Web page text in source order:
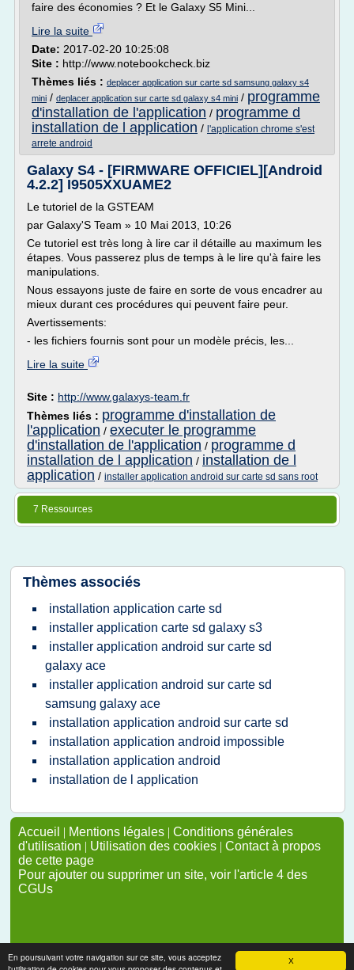
X
En poursuivant votre navigation sur ce site, vous acceptez
faire des économies ? Et le Galaxy S5 Mini...
Lire la suite
Date: 2017-02-20 10:25:08
Site : http://www.notebookcheck.biz
Thèmes liés : deplacer application sur carte sd samsung galaxy s4
mini / deplacer application sur carte sd galaxy s4 mini / programme
d'installation de l'application / programme d
installation de l application / l'application chrome s'est
arrete android
Galaxy S4 - [FIRMWARE OFFICIEL][Android
4.2.2] I9505XXUAME2
Le tutoriel de la GSTEAM
par Galaxy'S Team » 10 Mai 2013, 10:26
Ce tutoriel est très long à lire car il détaille au maximum les
étapes. Vous passerez plus de temps à le lire qu'à faire les
manipulations.
Nous essayons juste de faire en sorte de vous encadrer au
mieux durant ces procédures qui peuvent faire peur.
Avertissements:
- les fichiers fournis sont pour un modèle précis, les...
Lire la suite
Site : http://www.galaxys-team.fr
Thèmes liés : programme d'installation de
l'application / executer le programme
d'installation de l'application / programme d
installation de l application / installation de l
application / installer application android sur carte sd sans root
7 Ressources
Thèmes associés
installation application carte sd
installer application carte sd galaxy s3
installer application android sur carte sd
galaxy ace
installer application android sur carte sd
samsung galaxy ace
installation application android sur carte sd
installation application android impossible
installation application android
installation de l application
Accueil | Mentions légales | Conditions générales
d'utilisation | Utilisation des cookies | Contact à propos
de cette page
Pour ajouter ou supprimer un site, voir l'article 4 des
CGUs